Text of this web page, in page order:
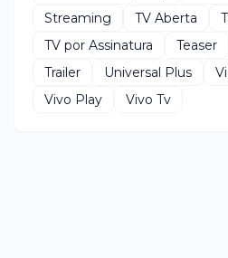
Streaming
TV Aberta
TV por Assinatura
Teaser
Trailer
Universal Plus
Vivo Play
Vivo Tv